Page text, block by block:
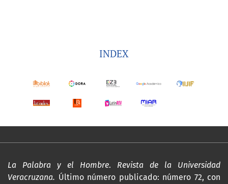
INDEX
La Palabra y el Hombre. Revista de la Universidad
Veracruzana. Último número publicado: número 72, con